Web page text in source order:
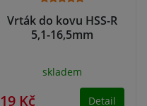
Vrták do kovu HSS-R
5,1-16,5mm
skladem
19 Kč Detail